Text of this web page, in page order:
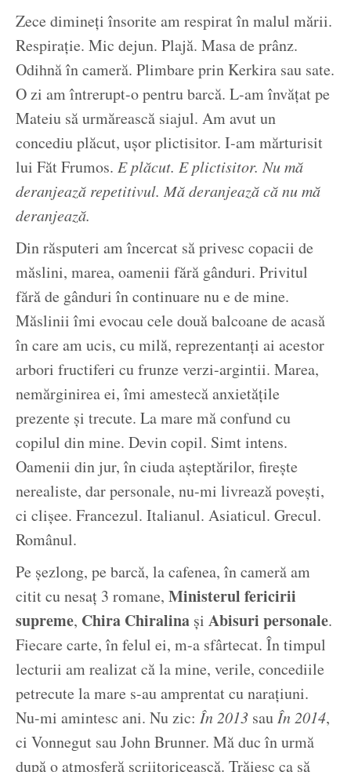
Zece dimineți însorite am respirat în malul mării.
Respirație. Mic dejun. Plajă. Masa de prânz.
Odihnă în cameră. Plimbare prin Kerkira sau sate.
O zi am întrerupt-o pentru barcă. L-am învățat pe
Mateiu să urmărească siajul. Am avut un
concediu plăcut, ușor plictisitor. I-am mărturisit
lui Făt Frumos. E plăcut. E plictisitor. Nu mă
deranjează repetitivul. Mă deranjează că nu mă
deranjează.
Din răsputeri am încercat să privesc copacii de
măslini, marea, oamenii fără gânduri. Privitul
fără de gânduri în continuare nu e de mine.
Măslinii îmi evocau cele două balcoane de acasă
în care am ucis, cu milă, reprezentanți ai acestor
arbori fructiferi cu frunze verzi-argintii. Marea,
nemărginirea ei, îmi amestecă anxietățile
prezente și trecute. La mare mă confund cu
copilul din mine. Devin copil. Simt intens.
Oamenii din jur, în ciuda așteptărilor, firește
nerealiste, dar personale, nu-mi livrează povești,
ci clișee. Francezul. Italianul. Asiaticul. Grecul.
Românul.
Pe șezlong, pe barcă, la cafenea, în cameră am
citit cu nesaț 3 romane, Ministerul fericirii
supreme, Chira Chiralina și Abisuri personale.
Fiecare carte, în felul ei, m-a sfârtecat. În timpul
lecturii am realizat că la mine, verile, concediile
petrecute la mare s-au amprentat cu narațiuni.
Nu-mi amintesc ani. Nu zic: În 2013 sau În 2014,
ci Vonnegut sau John Brunner. Mă duc în urmă
după o atmosferă scriitoricească. Trăiesc ca să